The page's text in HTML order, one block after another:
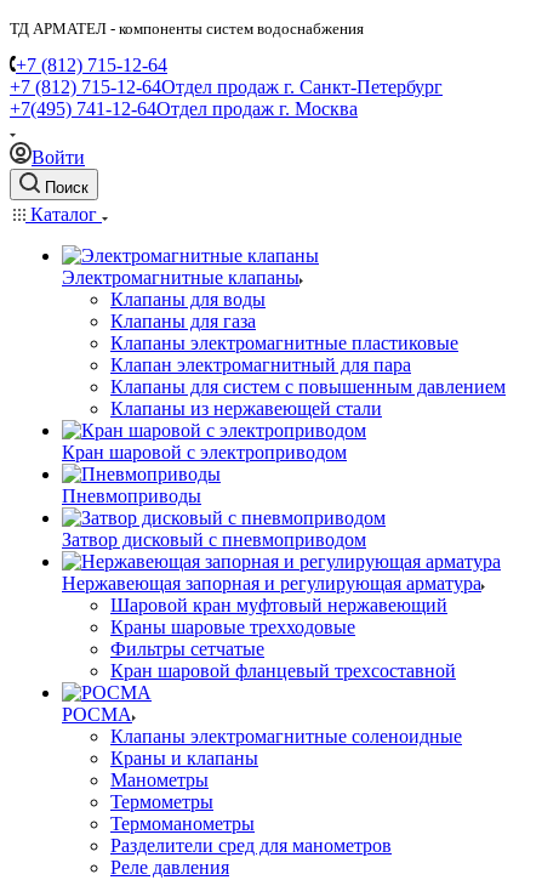
ТД АРМАТЕЛ - компоненты систем водоснабжения
+7 (812) 715-12-64
+7 (812) 715-12-64Отдел продаж г. Санкт-Петербург
+7(495) 741-12-64Отдел продаж г. Москва
Войти
Поиск
Каталог
Электромагнитные клапаны
Клапаны для воды
Клапаны для газа
Клапаны электромагнитные пластиковые
Клапан электромагнитный для пара
Клапаны для систем с повышенным давлением
Клапаны из нержавеющей стали
Кран шаровой с электроприводом
Пневмоприводы
Затвор дисковый с пневмоприводом
Нержавеющая запорная и регулирующая арматура
Шаровой кран муфтовый нержавеющий
Краны шаровые трехходовые
Фильтры сетчатые
Кран шаровой фланцевый трехсоставной
РОСМА
Клапаны электромагнитные соленоидные
Краны и клапаны
Манометры
Термометры
Термоманометры
Разделители сред для манометров
Реле давления